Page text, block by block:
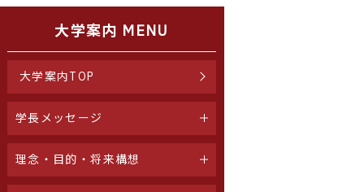
大学案内 MENU
大学案内TOP
学長メッセージ
理念・目的・将来構想